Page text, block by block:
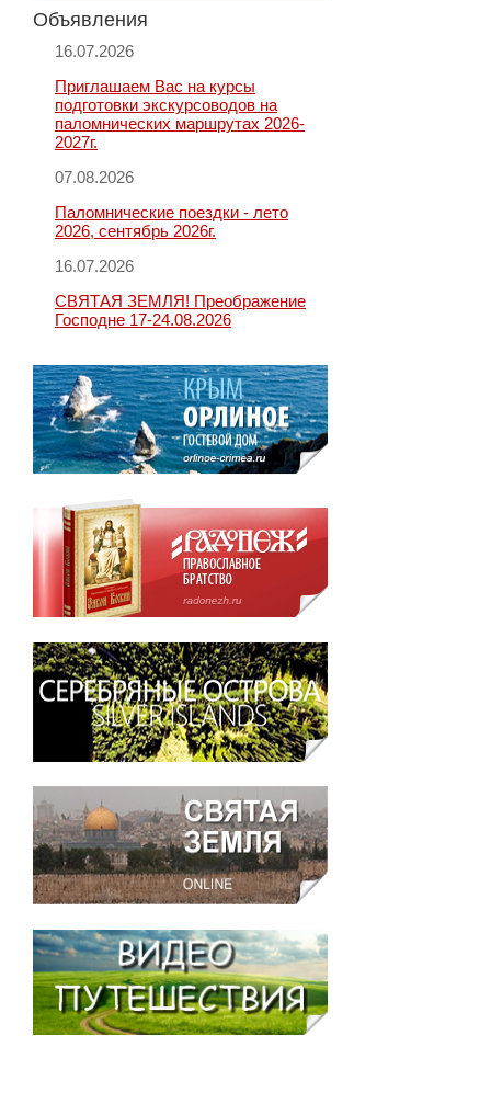
Объявления
16.07.2026
Приглашаем Вас на курсы
подготовки экскурсоводов на
паломнических маршрутах 2026-
2027г.
07.08.2026
Паломнические поездки - лето
2026, сентябрь 2026г.
16.07.2026
СВЯТАЯ ЗЕМЛЯ! Преображение
Господне 17-24.08.2026